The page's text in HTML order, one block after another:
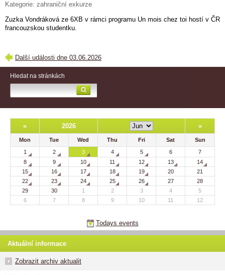
Kategorie: zahraniční exkurze
Zuzka Vondráková ze 6XB v rámci programu Un mois chez toi hostí v ČR
francouzskou studentku.
Další události dne 03.06.2026
Hledat na stránkách
« 2026 »
Mon Tue Wed Thu Fri Sat
Sun
1
2 3 4 5 6
7
8
9 10 11 12 13
14
15
16 17 18 19 20
21
22
23 24 25 26 27
28
29
30 1 2 3 4
5
6
7 8 9 10 11 12
Todays events
Aktuální informace
Zobrazit archiv aktualit